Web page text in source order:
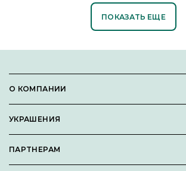
ПОКАЗАТЬ ЕЩЕ
О КОМПАНИИ
Вакансии
УКРАШЕНИЯ
Кольца
ПАРТНЕРАМ